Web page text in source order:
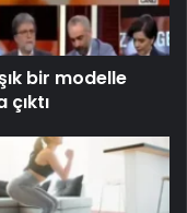
bir modelle
çıktı